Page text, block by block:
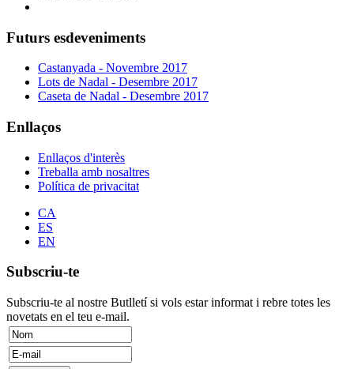
Futurs esdeveniments
Castanyada - Novembre 2017
Lots de Nadal - Desembre 2017
Caseta de Nadal - Desembre 2017
Enllaços
Enllaços d'interès
Treballa amb nosaltres
Política de privacitat
CA
ES
EN
Subscriu-te
Subscriu-te al nostre Butlletí si vols estar informat i rebre totes les
novetats en el teu e-mail.